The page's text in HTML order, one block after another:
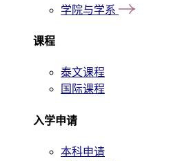
学院与学系
课程
泰文课程
国际课程
入学申请
本科申请